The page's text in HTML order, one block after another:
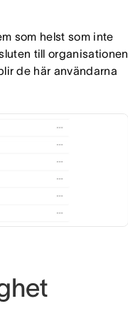
som helst som inte
till organisationen
de här användarna